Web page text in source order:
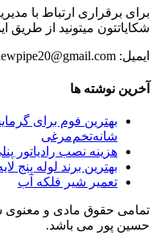
برای برقراری ارتباط با
شکایاتتون میتونید از طریق
ایمیل: newpipe20@gmail.com
آخرین نوشته ها
شانه‌تخم‌مرغی
هزینه نصب رادیاتور
بهترین برند لوله پنج
تعمیر شیر فلکه آب
تمامی حقوق مادی و معنوی
حسین پور می باشد.